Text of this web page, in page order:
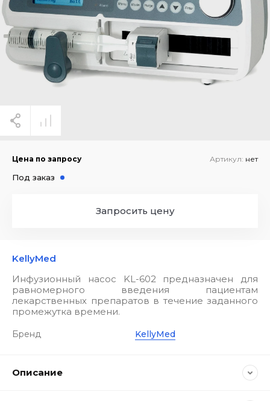
KellyMed
Инфузионный насос KL-602 предназначен для
равномерного введения пациентам
лекарственных препаратов в течение заданного
промежутка времени.
Цена по запросу Артикул: нет
Под заказ
Запросить цену
Бренд KellyMed
Описание